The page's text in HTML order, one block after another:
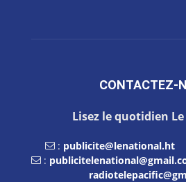
CONTACTEZ-
Lisez le quotidien
: publicite@lenational.ht
: